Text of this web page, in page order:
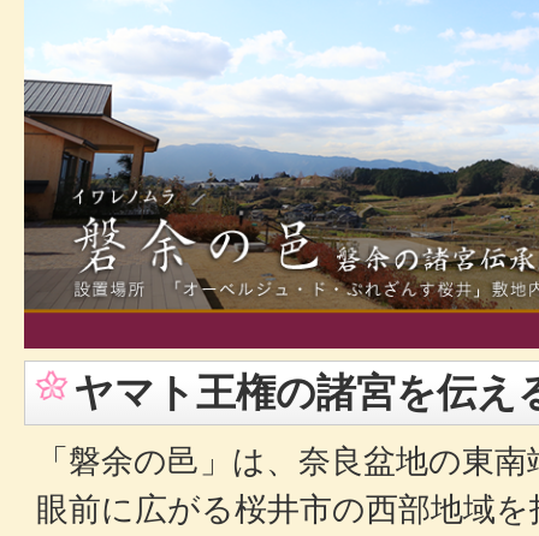
ヤマト王権の諸宮を伝え
「磐余の邑」は、奈良盆地の東
眼前に広がる桜井市の西部地域